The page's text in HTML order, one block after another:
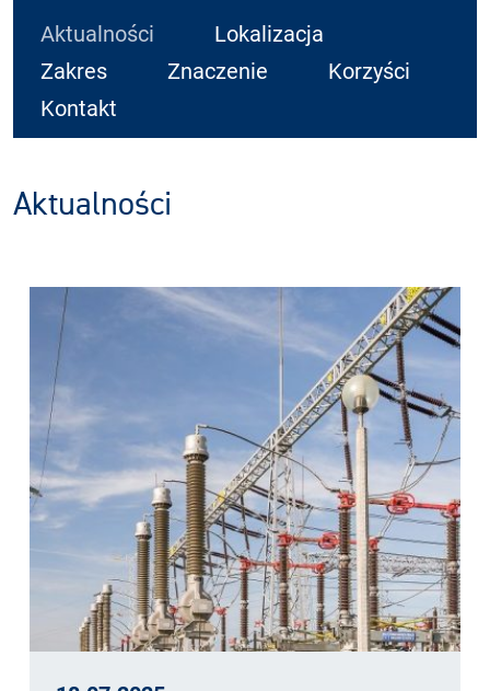
Aktualności
Lokalizacja
Zakres
Znaczenie
Korzyści
Kontakt
Aktualności